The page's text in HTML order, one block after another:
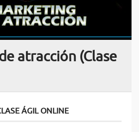
atracción (Clase
ÁGIL ONLINE